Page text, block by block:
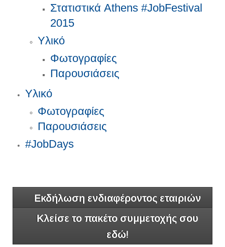
Στατιστικά Athens #JobFestival
2015
Υλικό
Φωτογραφίες
Παρουσιάσεις
Υλικό
Φωτογραφίες
Παρουσιάσεις
#JobDays
Εκδήλωση ενδιαφέροντος εταιριών
Κλείσε το πακέτο συμμετοχής σου
εδώ!